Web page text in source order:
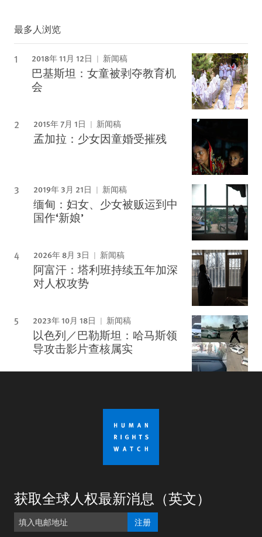
最多人浏览
2018年 11月 12日 新闻稿
巴基斯坦：女童被剥夺教育机
会
2015年 7月 1日 新闻稿
孟加拉：少女因童婚受摧残
2019年 3月 21日 新闻稿
缅甸：妇女、少女被贩运到中
国作‘新娘’
2026年 8月 3日 新闻稿
阿富汗：塔利班持续五年加深
对人权攻势
2023年 10月 18日 新闻稿
以色列／巴勒斯坦：哈马斯领
导攻击影片查核属实
获取全球人权最新消息（英文）
注册